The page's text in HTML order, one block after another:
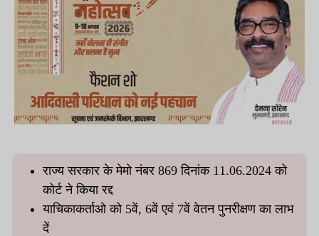
राज्य सरकार के मेमो नंबर 869 दिनांक 11.06.2024 को
कोर्ट ने किया रद्द
याचिकाकर्ताओ को 5वें, 6वें एवं 7वें वेतन पुनरीक्षण का लाभ
दें